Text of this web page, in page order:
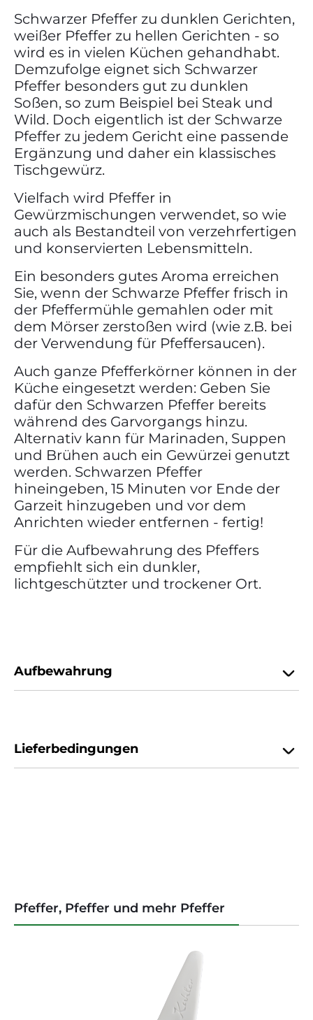
Schwarzer Pfeffer zu dunklen Gerichten,
weißer Pfeffer zu hellen Gerichten - so
wird es in vielen Küchen gehandhabt.
Demzufolge eignet sich Schwarzer
Pfeffer besonders gut zu dunklen
Soßen, so zum Beispiel bei Steak und
Wild. Doch eigentlich ist der Schwarze
Pfeffer zu jedem Gericht eine passende
Ergänzung und daher ein klassisches
Tischgewürz.
Vielfach wird Pfeffer in
Gewürzmischungen verwendet, so wie
auch als Bestandteil von verzehrfertigen
und konservierten Lebensmitteln.
Ein besonders gutes Aroma erreichen
Sie, wenn der Schwarze Pfeffer frisch in
der Pfeffermühle gemahlen oder mit
dem Mörser zerstoßen wird (wie z.B. bei
der Verwendung für Pfeffersaucen).
Auch ganze Pfefferkörner können in der
Küche eingesetzt werden: Geben Sie
dafür den Schwarzen Pfeffer bereits
während des Garvorgangs hinzu.
Alternativ kann für Marinaden, Suppen
und Brühen auch ein Gewürzei genutzt
werden. Schwarzen Pfeffer
hineingeben, 15 Minuten vor Ende der
Garzeit hinzugeben und vor dem
Anrichten wieder entfernen - fertig!
Für die Aufbewahrung des Pfeffers
empfiehlt sich ein dunkler,
lichtgeschützter und trockener Ort.
Aufbewahrung
Lieferbedingungen
Produktgalerie überspringen
Pfeffer, Pfeffer und mehr Pfeffer